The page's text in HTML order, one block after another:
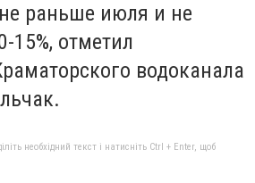
раньше июля и не
15%, отметил
водоканала
необхідний текст і натисніть Ctrl + Enter, щоб